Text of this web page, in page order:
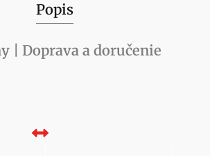
Popis
| Doprava a doručenie